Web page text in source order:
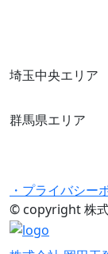
埼玉中央エリア
群馬県エリア
・プライバシー
© copyright 株